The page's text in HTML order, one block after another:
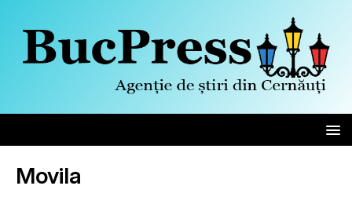
Movila